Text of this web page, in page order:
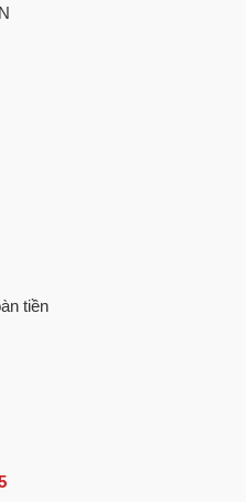
khay gas Việt Nam inox 201
đến là một sản phẩm đa
hấp cùng lúc nhiều loại
và thời gian khác nhau.
tiền